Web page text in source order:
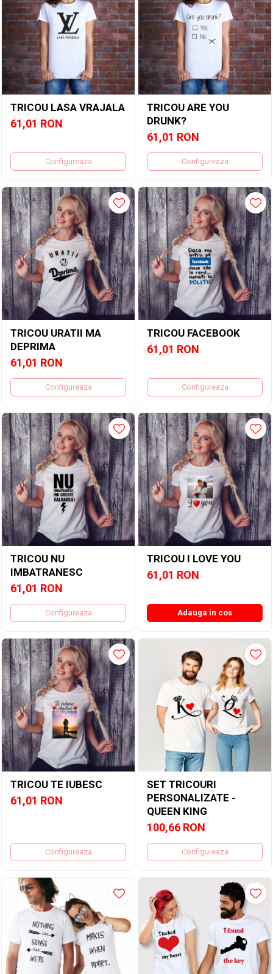
TRICOU LASA VRAJALA
61,01 RON
Configureaza
TRICOU ARE YOU
DRUNK?
61,01 RON
Configureaza
TRICOU URATII MA
DEPRIMA
61,01 RON
Configureaza
TRICOU FACEBOOK
61,01 RON
Configureaza
TRICOU NU
IMBATRANESC
61,01 RON
Configureaza
TRICOU I LOVE YOU
61,01 RON
Adauga in cos
TRICOU TE IUBESC
61,01 RON
Configureaza
SET TRICOURI
PERSONALIZATE -
QUEEN KING
100,66 RON
Configureaza